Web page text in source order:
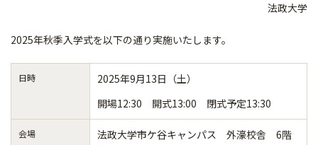
法政大学
2025年秋季入学式を以下の通り実施いたします。
日時
2025年9月13日（土）
開場12:30 開式13:00 閉式予定13:30
会場
法政大学市ケ谷キャンパス 外濠校舎 6階